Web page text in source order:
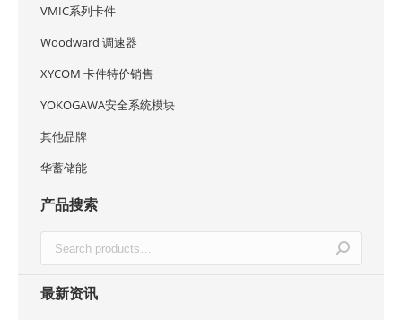
VMIC系列卡件
Woodward 调速器
XYCOM 卡件特价销售
YOKOGAWA安全系统模块
其他品牌
华蓄储能
产品搜索
最新资讯